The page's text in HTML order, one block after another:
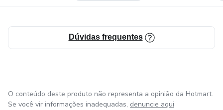
Dúvidas frequentes
O conteúdo deste produto não representa a opinião da Hotmart.
Se você vir informações inadequadas, denuncie aqui